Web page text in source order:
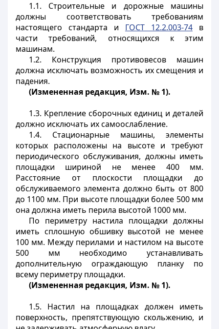
1.1. Строительные и дорожные машины
должны соответствовать требованиям
настоящего стандарта и ГОСТ 12.2.003-74 в
части требований, относящихся к этим
машинам.
1.2. Конструкция противовесов машин
должна исключать возможность их смещения и
падения.
(Измененная редакция, Изм. № 1).
1.3. Крепление сборочных единиц и деталей
должно исключать их самоослабление.
1.4. Стационарные машины, элементы
которых расположены на высоте и требуют
периодического обслуживания, должны иметь
площадки шириной не менее 400 мм.
Расстояние от плоскости площадки до
обслуживаемого элемента должно быть от 800
до 1100 мм. При высоте площадки более 500 мм
она должна иметь перила высотой 1000 мм.
По периметру настила площадки должны
иметь сплошную обшивку высотой не менее
100 мм. Между перилами и настилом на высоте
500 мм необходимо устанавливать
дополнительную ограждающую планку по
всему периметру площадки.
(Измененная редакция, Изм. № 1).
1.5. Настил на площадках должен иметь
поверхность, препятствующую скольжению, и